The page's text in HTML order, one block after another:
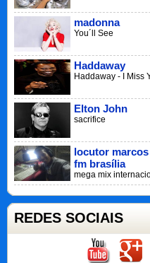
madonna
You´ll See
Haddaway
Haddaway - I Miss
Elton John
sacrifice
locutor
fm brasília
mega mix
REDES SOCIAIS